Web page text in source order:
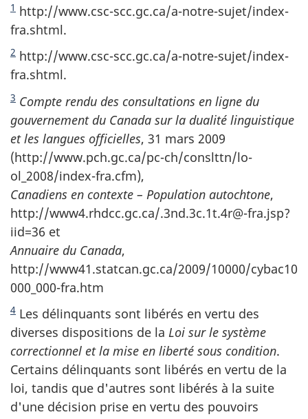
1 http://www.csc-scc.gc.ca/a-notre-sujet/index-
fra.shtml.
2 http://www.csc-scc.gc.ca/a-notre-sujet/index-
fra.shtml.
3 Compte rendu des consultations en ligne du
gouvernement du Canada sur la dualité linguistique
et les langues officielles, 31 mars 2009
(http://www.pch.gc.ca/pc-ch/conslttn/lo-
ol_2008/index-fra.cfm),
Canadiens en contexte – Population autochtone,
http://www4.rhdcc.gc.ca/.3nd.3c.1t.4r@-fra.jsp?
iid=36 et
Annuaire du Canada,
http://www41.statcan.gc.ca/2009/10000/cybac10
000_000-fra.htm
4 Les délinquants sont libérés en vertu des
diverses dispositions de la Loi sur le système
correctionnel et la mise en liberté sous condition.
Certains délinquants sont libérés en vertu de la
loi, tandis que d'autres sont libérés à la suite
d'une décision prise en vertu des pouvoirs